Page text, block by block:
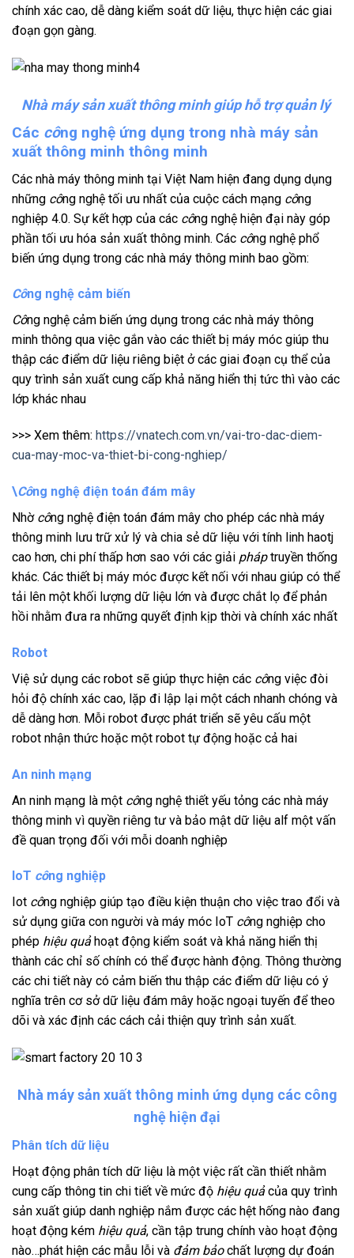
chính xác cao, dễ dàng kiểm soát dữ liệu, thực hiện các giai
đoạn gọn gàng.
Nhà máy sản xuất thông minh giúp hỗ trợ quản lý
Các công nghệ ứng dụng trong nhà máy sản
xuất thông minh thông minh
Các nhà máy thông minh tại Việt Nam hiện đang dụng dụng
những công nghệ tối ưu nhất của cuộc cách mạng công
nghiệp 4.0. Sự kết hợp của các công nghệ hiện đại này góp
phần tối ưu hóa sản xuất thông minh. Các công nghệ phổ
biến ứng dụng trong các nhà máy thông minh bao gồm:
Công nghệ cảm biến
Công nghệ cảm biến ứng dụng trong các nhà máy thông
minh thông qua việc gắn vào các thiết bị máy móc giúp thu
thập các điểm dữ liệu riêng biệt ở các giai đoạn cụ thể của
quy trình sản xuất cung cấp khả năng hiển thị tức thì vào các
lớp khác nhau
>>> Xem thêm: https://vnatech.com.vn/vai-tro-dac-diem-
cua-may-moc-va-thiet-bi-cong-nghiep/
\Công nghệ điện toán đám mây
Nhờ công nghệ điện toán đám mây cho phép các nhà máy
thông minh lưu trữ xử lý và chia sẻ dữ liệu với tính linh haotj
cao hơn, chi phí thấp hơn sao với các giải pháptruyền thống
khác. Các thiết bị máy móc được kết nối với nhau giúp có thể
tải lên một khối lượng dữ liệu lớn và được chắt lọ để phản
hồi nhằm đưa ra những quyết định kịp thời và chính xác nhất
Robot
Việ sử dụng các robot sẽ giúp thực hiện các công việc đòi
hỏi độ chính xác cao, lặp đi lập lại một cách nhanh chóng và
dễ dàng hơn. Mỗi robot được phát triển sẽ yêu cấu một
robot nhận thức hoặc một robot tự động hoặc cả hai
An ninh mạng
An ninh mạng là một công nghệ thiết yếu tỏng các nhà máy
thông minh vì quyền riêng tư và bảo mật dữ liệu alf một vấn
đề quan trọng đối với mỗi doanh nghiệp
IoT công nghiệp
Iot công nghiệp giúp tạo điều kiện thuận cho việc trao đổi và
sử dụng giữa con người và máy móc IoT công nghiệp cho
phép hiệu quả hoạt động kiểm soát và khả năng hiển thị
thành các chỉ số chính có thể được hành động. Thông thường
các chi tiết này có cảm biến thu thập các điểm dữ liệu có ý
nghĩa trên cơ sở dữ liệu đám mây hoặc ngoại tuyến để theo
dõi và xác định các cách cải thiện quy trình sản xuất.
Nhà máy sản xuất thông minh ứng dụng các công
nghệ hiện đại
Phân tích dữ liệu
Hoạt động phân tích dữ liệu là một việc rất cần thiết nhằm
cung cấp thông tin chi tiết về mức độ hiệu quảcủa quy trình
sản xuất giúp danh nghiệp nắm được các hệt hống nào đang
hoạt động kém hiệu quả, cần tập trung chính vào hoạt động
nào…phát hiện các mẫu lỗi và đảm bảochất lượng dự đoán